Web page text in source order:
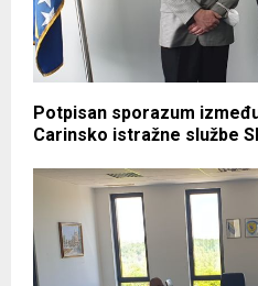
Potpisan sporazum
Carinsko istražne službe